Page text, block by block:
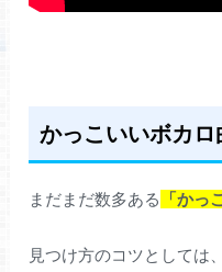
かっこいいボカ
まだまだ数多ある 「かっ
見つけ方のコツとしては